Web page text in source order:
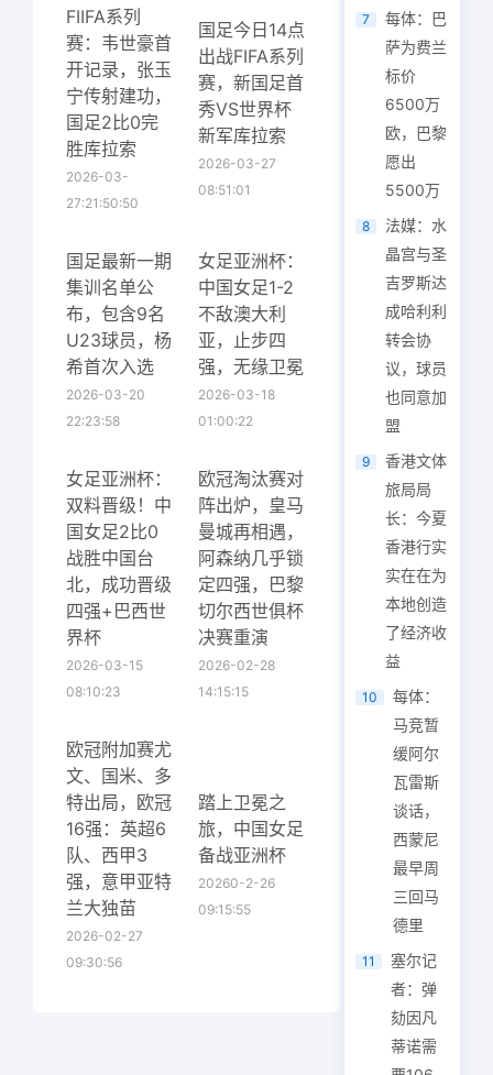
FIIFA系列
赛：韦世豪首
开记录，张玉
宁传射建功，
国足2比0完
胜库拉索
2026-03-
27:21:50:50
国足今日14点
出战FIFA系列
赛，新国足首
秀VS世界杯
新军库拉索
2026-03-27
08:51:01
国足最新一期
集训名单公
布，包含9名
U23球员，杨
希首次入选
2026-03-20
22:23:58
女足亚洲杯：
中国女足1-2
不敌澳大利
亚，止步四
强，无缘卫冕
2026-03-18
01:00:22
女足亚洲杯：
双料晋级！中
国女足2比0
战胜中国台
北，成功晋级
四强+巴西世
界杯
2026-03-15
08:10:23
欧冠淘汰赛对
阵出炉，皇马
曼城再相遇，
阿森纳几乎锁
定四强，巴黎
切尔西世俱杯
决赛重演
2026-02-28
14:15:15
欧冠附加赛尤
文、国米、多
特出局，欧冠
16强：英超6
队、西甲3
强，意甲亚特
兰大独苗
2026-02-27
09:30:56
踏上卫冕之
旅，中国女足
备战亚洲杯
20260-2-26
09:15:55
7
每体：巴
萨为费兰
标价
6500万
欧，巴黎
愿出
5500万
8
法媒：水
晶宫与圣
吉罗斯达
成哈利利
转会协
议，球员
也同意加
盟
9
香港文体
旅局局
长：今夏
香港行实
实在在为
本地创造
了经济收
益
10
每体：
马竞暂
缓阿尔
瓦雷斯
谈话，
西蒙尼
最早周
三回马
德里
11
塞尔记
者：弹
劾因凡
蒂诺需